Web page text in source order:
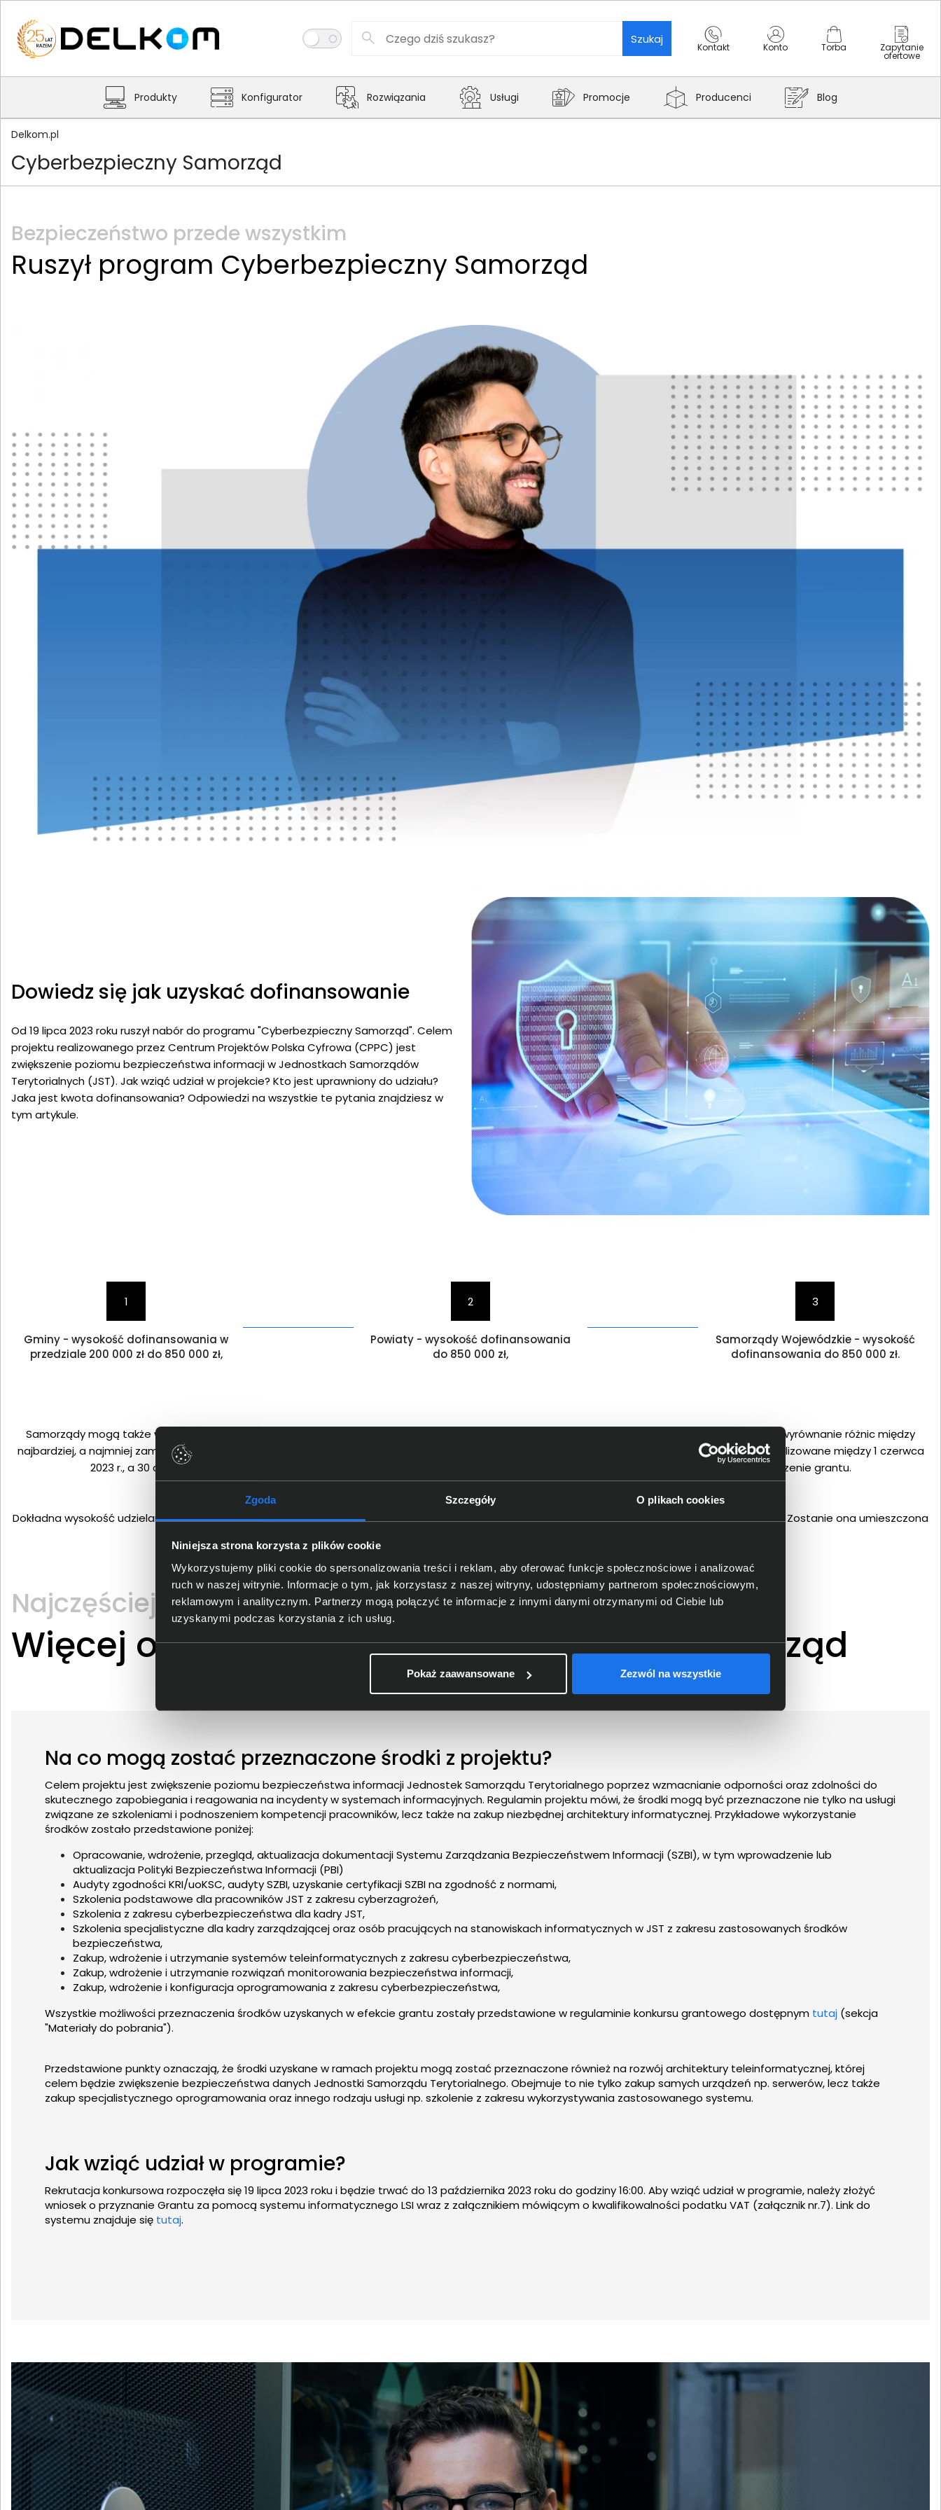
Zgoda Szczegóły O plikach cookies
Niniejsza strona korzysta z plików cookie
Wykorzystujemy pliki cookie do spersonalizowania treści i reklam, aby oferować funkcje społecznościowe i analizować
ruch w naszej witrynie. Informacje o tym, jak korzystasz z naszej witryny, udostępniamy partnerom społecznościowym,
reklamowym i analitycznym. Partnerzy mogą połączyć te informacje z innymi danymi otrzymanymi od Ciebie lub
uzyskanymi podczas korzystania z ich usług.
Pokaż zaawansowane Zezwól na wszystkie
Szukaj
Kontakt Konto Torba Zapytanie
ofertowe
Produkty Konfigurator Rozwiązania Usługi Promocje Producenci Blog
Delkom.pl
Cyberbezpieczny Samorząd
Bezpieczeństwo przede wszystkim
Ruszył program Cyberbezpieczny Samorząd
Dowiedz się jak uzyskać dofinansowanie
Od 19 lipca 2023 roku ruszył nabór do programu "Cyberbezpieczny Samorząd". Celem
projektu realizowanego przez Centrum Projektów Polska Cyfrowa (CPPC) jest
zwiększenie poziomu bezpieczeństwa informacji w Jednostkach Samorządów
Terytorialnych (JST). Jak wziąć udział w projekcie? Kto jest uprawniony do udziału?
Jaka jest kwota dofinansowania? Odpowiedzi na wszystkie te pytania znajdziesz w
tym artykule.
1
Gminy - wysokość dofinansowania w
przedziale 200 000 zł do 850 000 zł,
2
Powiaty - wysokość dofinansowania
do 850 000 zł,
3
Samorządy Wojewódzkie - wysokość
dofinansowania do 850 000 zł.
Samorządy mogą także wykorzystać wkład własny, jednak nie może on przekraczać ok. 4% całego dofinansowania. Celem takiego działania jest wyrównanie różnic między
najbardziej, a najmniej zamożnymi samorządami. W ramach projektu samorządy będą mogły rozliczyć działania na rzecz cyberbezpieczeństwa realizowane między 1 czerwca
2023 r., a 30 czerwca 2026 r. Okres realizacji programu grantowego wynosi 24 miesiące, licząc od dnia wejścia w życie umowy o powierzenie grantu.
Dokładna wysokość udzielanego wsparcia będzie wskazana dla każdej Jednostki Samorządu Terytorialnego w stosownej dokumentacji konkursowej. Zostanie ona umieszczona
Najczęściej zadawane pytania
Więcej o programie Cyberbezpieczny Samorząd
Na co mogą zostać przeznaczone środki z projektu?
Celem projektu jest zwiększenie poziomu bezpieczeństwa informacji Jednostek Samorządu Terytorialnego poprzez wzmacnianie odporności oraz zdolności do
skutecznego zapobiegania i reagowania na incydenty w systemach informacyjnych. Regulamin projektu mówi, że środki mogą być przeznaczone nie tylko na usługi
związane ze szkoleniami i podnoszeniem kompetencji pracowników, lecz także na zakup niezbędnej architektury informatycznej. Przykładowe wykorzystanie
środków zostało przedstawione poniżej:
Opracowanie, wdrożenie, przegląd, aktualizacja dokumentacji Systemu Zarządzania Bezpieczeństwem Informacji (SZBI), w tym wprowadzenie lub
aktualizacja Polityki Bezpieczeństwa Informacji (PBI)
Audyty zgodności KRI/uoKSC, audyty SZBI, uzyskanie certyfikacji SZBI na zgodność z normami,
Szkolenia podstawowe dla pracowników JST z zakresu cyberzagrożeń,
Szkolenia z zakresu cyberbezpieczeństwa dla kadry JST,
Szkolenia specjalistyczne dla kadry zarządzającej oraz osób pracujących na stanowiskach informatycznych w JST z zakresu zastosowanych środków
bezpieczeństwa,
Zakup, wdrożenie i utrzymanie systemów teleinformatycznych z zakresu cyberbezpieczeństwa,
Zakup, wdrożenie i utrzymanie rozwiązań monitorowania bezpieczeństwa informacji,
Zakup, wdrożenie i konfiguracja oprogramowania z zakresu cyberbezpieczeństwa,
Wszystkie możliwości przeznaczenia środków uzyskanych w efekcie grantu zostały przedstawione w regulaminie konkursu grantowego dostępnym tutaj (sekcja
"Materiały do pobrania").
Przedstawione punkty oznaczają, że środki uzyskane w ramach projektu mogą zostać przeznaczone również na rozwój architektury teleinformatycznej, której
celem będzie zwiększenie bezpieczeństwa danych Jednostki Samorządu Terytorialnego. Obejmuje to nie tylko zakup samych urządzeń np. serwerów, lecz także
zakup specjalistycznego oprogramowania oraz innego rodzaju usługi np. szkolenie z zakresu wykorzystywania zastosowanego systemu.
Jak wziąć udział w programie?
Rekrutacja konkursowa rozpoczęła się 19 lipca 2023 roku i będzie trwać do 13 października 2023 roku do godziny 16:00. Aby wziąć udział w programie, należy złożyć
wniosek o przyznanie Grantu za pomocą systemu informatycznego LSI wraz z załącznikiem mówiącym o kwalifikowalności podatku VAT (załącznik nr.7). Link do
systemu znajduje się tutaj.